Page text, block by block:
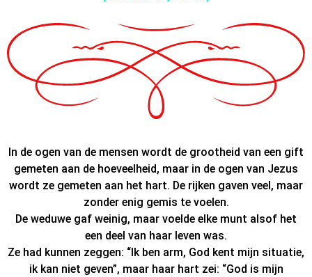
In de ogen van de mensen wordt de grootheid van een gift
gemeten aan de hoeveelheid, maar in de ogen van Jezus
wordt ze gemeten aan het hart. De rijken gaven veel, maar
zonder enig gemis te voelen.
De weduwe gaf weinig, maar voelde elke munt alsof het
een deel van haar leven was.
Ze had kunnen zeggen: “Ik ben arm, God kent mijn situatie,
ik kan niet geven”, maar haar hart zei: “God is mijn